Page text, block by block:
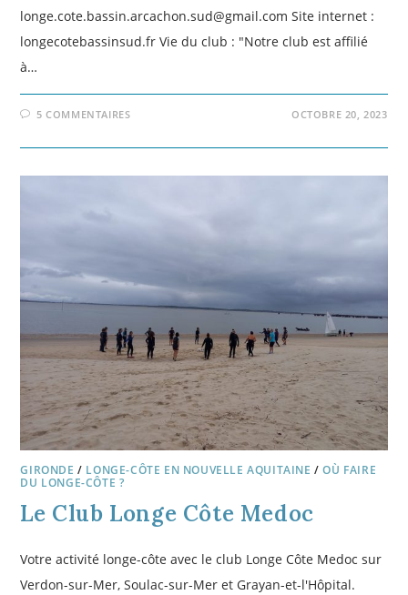
longe.cote.bassin.arcachon.sud@gmail.com Site internet :
longecotebassinsud.fr Vie du club : "Notre club est affilié
à…
5 COMMENTAIRES OCTOBRE 20, 2023
GIRONDE / LONGE-CÔTE EN NOUVELLE AQUITAINE /OÙ FAIRE
DU LONGE-CÔTE ?
Le Club Longe Côte Medoc
Votre activité longe-côte avec le club Longe Côte Medoc sur
Verdon-sur-Mer, Soulac-sur-Mer et Grayan-et-l'Hôpital.